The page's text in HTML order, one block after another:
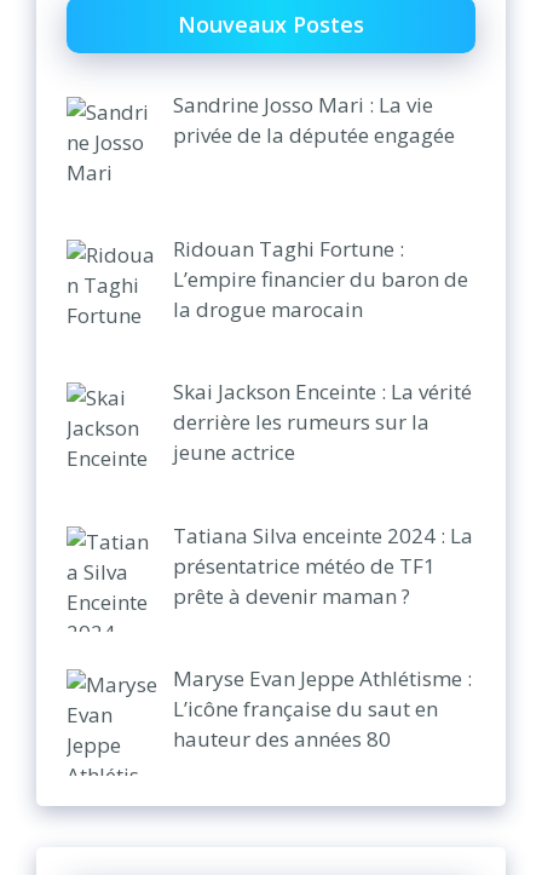
Nouveaux Postes
Sandrine Josso Mari : La vie
privée de la députée engagée
Ridouan Taghi Fortune :
L’empire financier du baron de
la drogue marocain
Skai Jackson Enceinte : La vérité
derrière les rumeurs sur la
jeune actrice
Tatiana Silva enceinte 2024 : La
présentatrice météo de TF1
prête à devenir maman ?
Maryse Evan Jeppe Athlétisme :
L’icône française du saut en
hauteur des années 80